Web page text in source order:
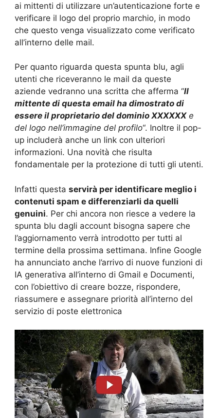
ai mittenti di utilizzare un’autenticazione forte e
verificare il logo del proprio marchio, in modo
che questo venga visualizzato come verificato
all’interno delle mail.
Per quanto riguarda questa spunta blu, agli
utenti che riceveranno le mail da queste
aziende vedranno una scritta che afferma “Il
mittente di questa email ha dimostrato di
essere il proprietario del dominio XXXXXXe
del logo nell’immagine del profilo“. Inoltre il pop-
up includerà anche un link con ulteriori
informazioni. Una novità che risulta
fondamentale per la protezione di tutti gli utenti.
Infatti questa servirà per identificare meglio i
contenuti spam e differenziarli da quelli
genuini. Per chi ancora non riesce a vedere la
spunta blu dagli account bisogna sapere che
l’aggiornamento verrà introdotto per tutti al
termine della prossima settimana. Infine Google
ha annunciato anche l’arrivo di nuove funzioni di
IA generativa all’interno di Gmail e Documenti,
con l’obiettivo di creare bozze, rispondere,
riassumere e assegnare priorità all’interno del
servizio di poste elettronica